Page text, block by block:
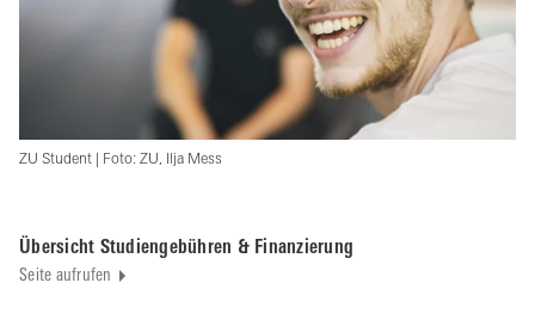
ZU Student | Foto: ZU, Ilja Mess
Übersicht Studiengebühren & Finanzierung
Seite aufrufen